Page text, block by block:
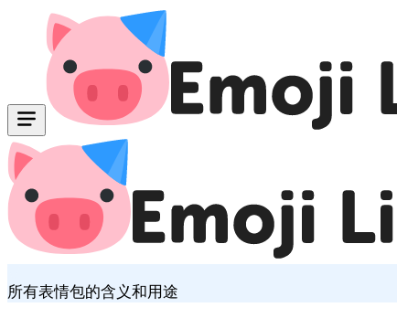
所有表情包的含义和用途